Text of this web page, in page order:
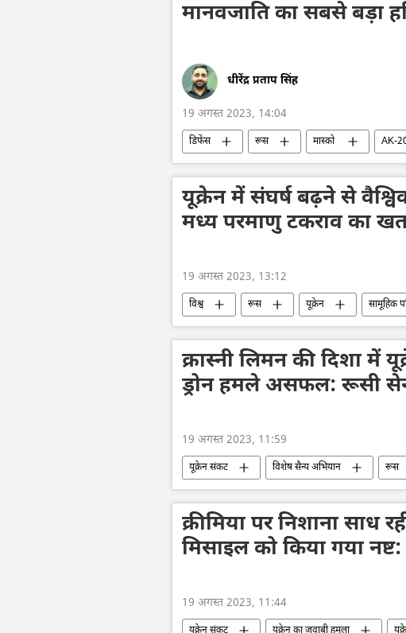
मानवजाति का सबसे बड़ा
धीरेंद्र प्रताप सिंह
19 अगस्त 2023, 14:04
डिफेंस रूस मास्को AK-
AK-47
यूक्रेन में संघर्ष बढ़ने से
मध्य परमाणु टकराव का
19 अगस्त 2023, 13:12
विश्व रूस यूक्रेन सामूहिक
विशेष सैन्य अभियान
यूक्रेन का जवाबी हमला
क्रास्नी लिमन की दिशा में
ड्रोन हमले असफल: रूसी
19 अगस्त 2023, 11:59
यूक्रेन संकट विशेष सैन्य अभियान रूस
यूक्रेन का जवाबी हमला
रूसी सेना
क्रीमिया पर निशाना साध
मिसाइल को किया गया नष्ट:
19 अगस्त 2023, 11:44